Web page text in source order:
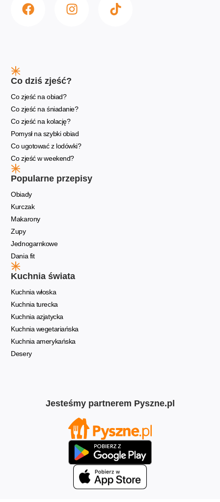
Co dziś zjeść?
Co zjeść na obiad?
Co zjeść na śniadanie?
Co zjeść na kolację?
Pomysł na szybki obiad
Co ugotować z lodówki?
Co zjeść w weekend?
Popularne przepisy
Obiady
Kurczak
Makarony
Zupy
Jednogarnkowe
Dania fit
Kuchnia świata
Kuchnia włoska
Kuchnia turecka
Kuchnia azjatycka
Kuchnia wegetariańska
Kuchnia amerykańska
Desery
Jesteśmy partnerem Pyszne.pl